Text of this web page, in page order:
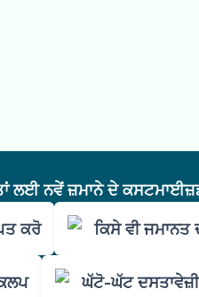
ਲਈ ਨਵੇਂ ਜ਼ਮਾਨੇ ਦੇ
ਕਰੋ
ਕਿਸੇ ਵੀ ਜਮਾਨਤ
ਘੱਟੋ-ਘੱਟ